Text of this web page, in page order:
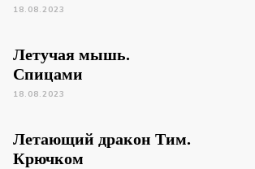
18.08.2023
Летучая мышь.
Спицами
18.08.2023
Летающий дракон Тим.
Крючком